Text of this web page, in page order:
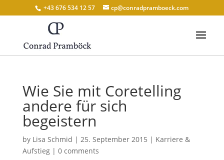
+43 676 534 12 57 cp@conradpramboeck.com
Wie Sie mit Coretelling
andere für sich
begeistern
by Lisa Schmid | 25. September 2015 | Karriere &
Aufstieg| 0 comments